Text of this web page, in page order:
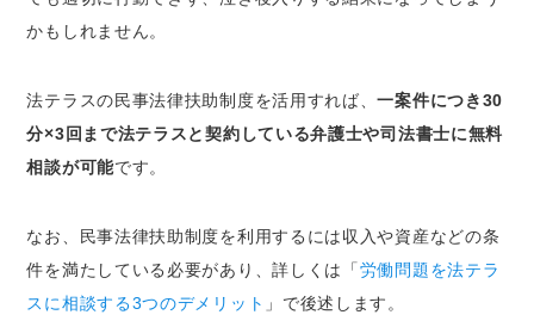
かもしれません。
法テラスの民事法律扶助制度を活用すれば、一案件につき30
分×3回まで法テラスと契約している弁護士や司法書士に無料
相談が可能です。
なお、民事法律扶助制度を利用するには収入や資産などの条
件を満たしている必要があり、詳しくは「労働問題を法テラ
スに相談する3つのデメリット 」で後述します。